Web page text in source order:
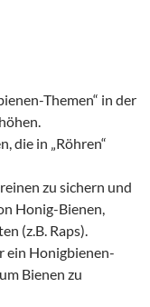
Themen“ in der
die in „Röhren“
zu sichern und
Honig-Bienen,
(z.B. Raps).
ein Honigbienen-
Bienen zu